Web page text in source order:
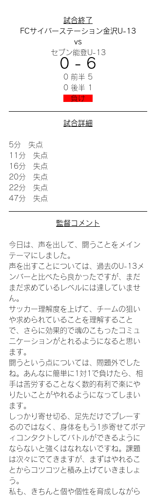
試合終了
FCサイバーステーション金沢U-13
vs
セブン能登U-13
0 - 6
0 前半 5
0 後半 1
負け
試合詳細
5分　失点
11分　失点
16分　失点
20分　失点
22分　失点
47分　失点
監督コメント
今日は、声を出して、闘うことをメイン
テーマにしました。
声を出すことについては、過去のU-13メ
ンバーと比べたら良かったですが、まだ
まだ求めているレベルには達していませ
ん。
サッカー理解度を上げて、チームの狙い
や求められていることを理解すること
で、さらに効果的で魂のこもったコミュ
ニケーションがとれるようになると思い
ます。
闘うという点については、問題外でした
ね。あんなに簡単に1対1で負けたら、相
手は苦労することなく数的有利で楽にや
りたいことがやれるようになってしまい
ます。
しっかり寄せ切る、足先だけでプレーす
るのではなく、身体をもう1歩寄せてボデ
ィコンタクトしてバトルができるように
ならないと強くはなれないですね。課題
は次々にでてきますが、まずはやれるこ
とからコツコツと積み上げていきましょ
う。
私も、きちんと個や個性を育成しながら